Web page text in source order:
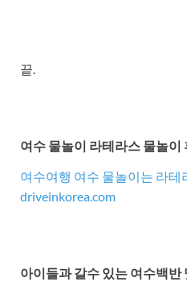
끝.
여수 물놀이 라테라스 물놀이
여수여행 여수 물놀이는 라
driveinkorea.com
아이들과 갈수 있는 여수백반